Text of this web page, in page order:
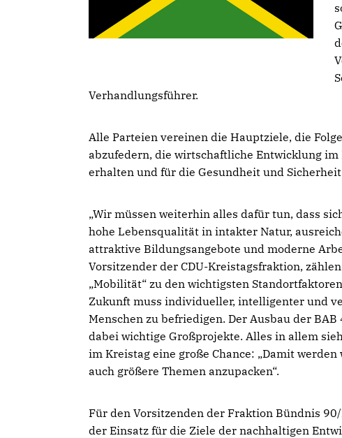
Verhandlungsführer.
Alle Parteien vereinen die Hauptziele, die
abzufedern, die wirtschaftliche Entwicklung
erhalten und für die Gesundheit und
Wir müssen weiterhin alles dafür tun, dass
hohe Lebensqualität in intakter Natur,
attraktive Bildungsangebote und moderne
Vorsitzender der CDU-Kreistagsfraktion,
Mobilität“ zu den wichtigsten
Zukunft muss individueller, intelligenter und
Menschen zu befriedigen. Der Ausbau der
dabei wichtige Großprojekte. Alles in allem
im Kreistag eine große Chance: „Damit
auch größere Themen anzupacken“.
Für den Vorsitzenden der Fraktion Bündnis
der Einsatz für die Ziele der nachhaltigen